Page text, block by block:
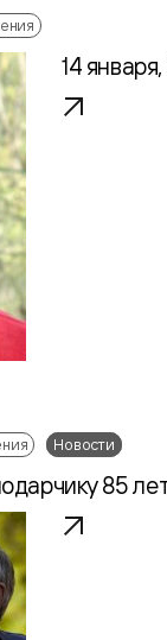
14
Новости
85